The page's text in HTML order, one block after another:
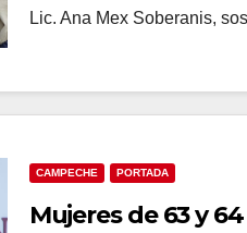
Lic. Ana Mex Soberanis,
CAMPECHE PORTADA
Mujeres de 63 y